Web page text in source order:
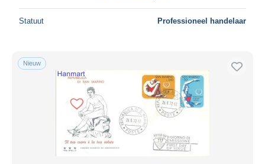
Statuut Professioneel handelaar
Nieuw